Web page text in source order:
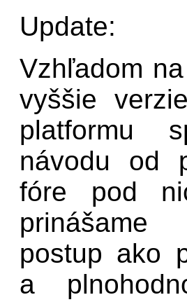
Update:
Vzhľadom
vyššie
platformu
návodu od
fóre pod
postup ako
a